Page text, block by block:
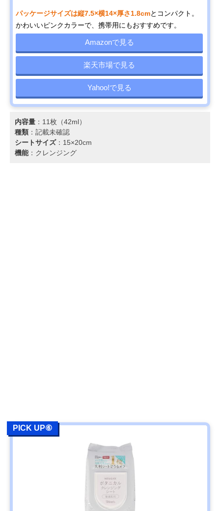
パッケージサイズは縦7.5×横14×厚さ1.8cmとコンパクト。
かわいいピンクカラーで、携帯用にもおすすめです。
Amazonで見る
楽天市場で見る
Yahoo!で見る
内容量 ：11枚（42ml）
種類 ：記載未確認
シートサイズ：15×20cm
機能：クレンジング
PICK UP⑥